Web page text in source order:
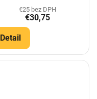
€25 bez DPH
€30,75
Detail